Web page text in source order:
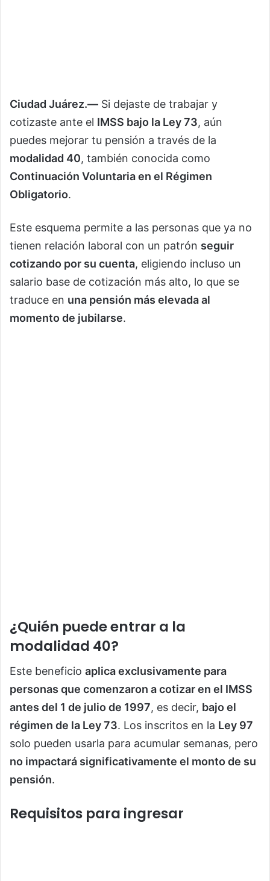
Ciudad Juárez.— Si dejaste de trabajar y
cotizaste ante el IMSS bajo la Ley 73, aún
puedes mejorar tu pensión a través de la
modalidad 40, también conocida como
Continuación Voluntaria en el Régimen
Obligatorio.
Este esquema permite a las personas que ya no
tienen relación laboral con un patrón seguir
cotizando por su cuenta, eligiendo incluso un
salario base de cotización más alto, lo que se
traduce en una pensión más elevada al
momento de jubilarse.
¿Quién puede entrar a la
modalidad 40?
Este beneficio aplica exclusivamente para
personas que comenzaron a cotizar en el IMSS
antes del 1 de julio de 1997, es decir, bajo el
régimen de la Ley 73. Los inscritos en la Ley 97
solo pueden usarla para acumular semanas, pero
no impactará significativamente el monto de su
pensión.
Requisitos para ingresar